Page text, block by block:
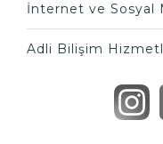
İnternet ve Sosyal
Adli Bilişim